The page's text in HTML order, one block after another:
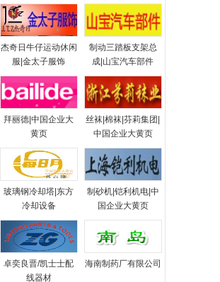
杰奇日牛仔运动休闲
服|金太子服饰
制动三踏板支架总
成|山宝汽车部件
拜丽德|中国企业大
黄页
丝袜|棉袜|芬莉集团|
中国企业大黄页
玻璃钢冷却塔|东方
冷却设备
制砂机|铠利机电|中
国企业大黄页
卓奕良晋/凯士士配
线器材
海南制药厂有限公司